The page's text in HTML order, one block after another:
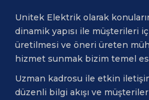
Unitek Elektrik olarak
dinamik yapısı ile müşterileri
üretilmesi ve öneri üreten
hizmet sunmak bizim temel
Uzman kadrosu ile etkin
düzenli bilgi akışı ve